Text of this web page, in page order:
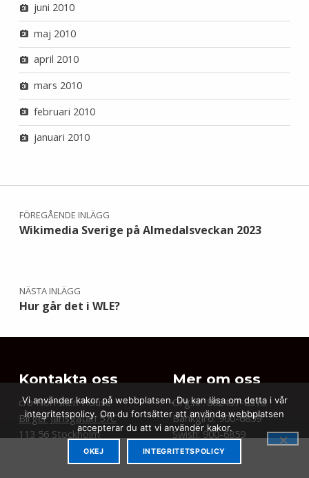
MENU
juni 2010
maj 2010
april 2010
mars 2010
februari 2010
januari 2010
Inläggsnavigering
FÖREGÅENDE INLÄGG
Wikimedia Sverige på Almedalsveckan 2023
NÄSTA INLÄGG
Hur går det i WLE?
Kontakta oss
c/o Norrsken House
Birger Jarlsgatan 57C
113 56 Stockholm
info@wikimedia.se
Mer om oss
Org.nr: 802437-8310
Bankgiro: 900-6859
Swish: 900-6859
Integritetspolicy
Vi använder kakor på webbplatsen. Du kan läsa om detta i vår
integritetspolicy. Om du fortsätter att använda webbplatsen
accepterar du att vi använder kakor.
OKEJ INTEGRITETSPOLICY